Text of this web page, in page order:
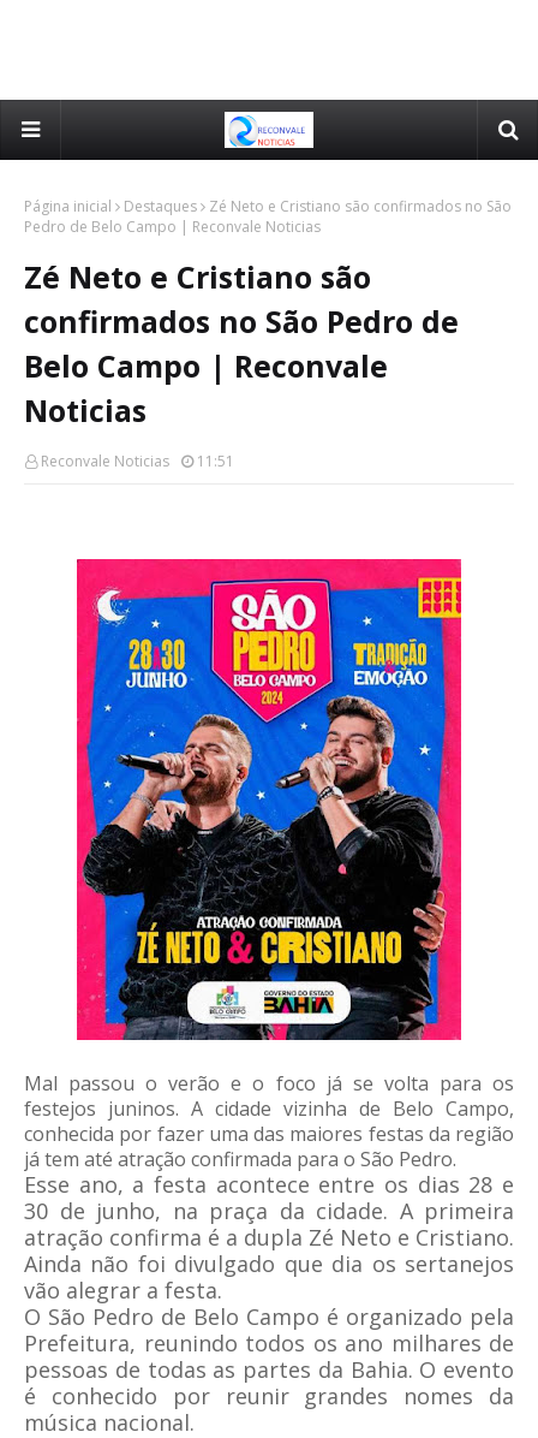
Página inicial Destaques
Zé Neto e Cristiano são confirmados no São
Pedro de Belo Campo | Reconvale Noticias
Zé Neto e Cristiano são
confirmados no São Pedro de
Belo Campo | Reconvale
Noticias
Reconvale Noticias 11:51
Mal passou o verão e o foco já se volta para os
festejos juninos. A cidade vizinha de Belo Campo,
conhecida por fazer uma das maiores festas da região
já tem até atração confirmada para o São Pedro.
Esse ano, a festa acontece entre os dias 28 e
30 de junho, na praça da cidade. A primeira
atração confirma é a dupla Zé Neto e Cristiano.
Ainda não foi divulgado que dia os sertanejos
vão alegrar a festa.
O São Pedro de Belo Campo é organizado pela
Prefeitura, reunindo todos os ano milhares de
pessoas de todas as partes da Bahia. O evento
é conhecido por reunir grandes nomes da
música nacional.